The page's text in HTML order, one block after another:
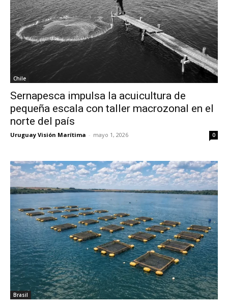
Chile
Sernapesca impulsa la acuicultura de
pequeña escala con taller macrozonal en el
norte del país
Uruguay Visión Marítima - mayo 1, 2026 0
Brasil